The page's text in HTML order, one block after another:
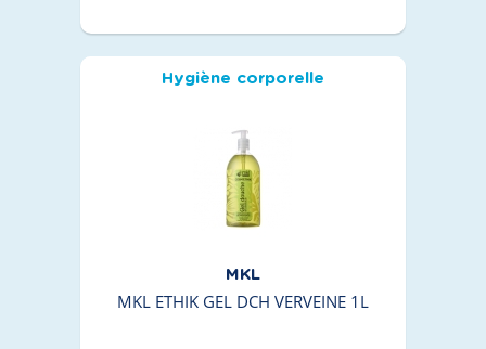
Hygiène corporelle
MKL
MKL ETHIK GEL DCH VERVEINE 1L